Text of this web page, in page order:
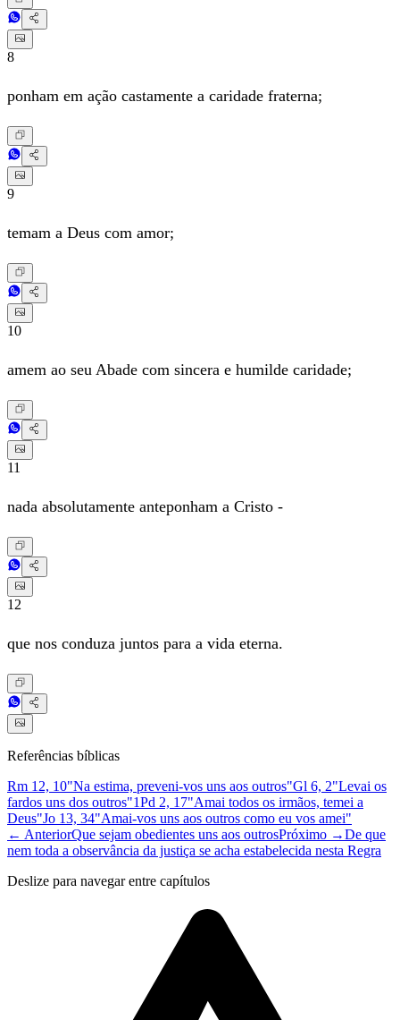
8
ponham em ação castamente a caridade fraterna;
9
temam a Deus com amor;
10
amem ao seu Abade com sincera e humilde caridade;
11
nada absolutamente anteponham a Cristo -
12
que nos conduza juntos para a vida eterna.
Referências bíblicas
Rm 12, 10"Na estima, preveni-vos uns aos outros"Gl 6, 2"Levai os
fardos uns dos outros"1Pd 2, 17"Amai todos os irmãos, temei a
Deus"Jo 13, 34"Amai-vos uns aos outros como eu vos amei"
← AnteriorQue sejam obedientes uns aos outrosPróximo →De que
nem toda a observância da justiça se acha estabelecida nesta Regra
Deslize para navegar entre capítulos